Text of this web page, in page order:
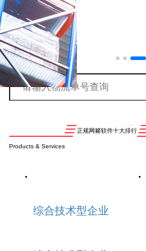
正规网赌软件十大排行
Products & Services
综合技术型企业